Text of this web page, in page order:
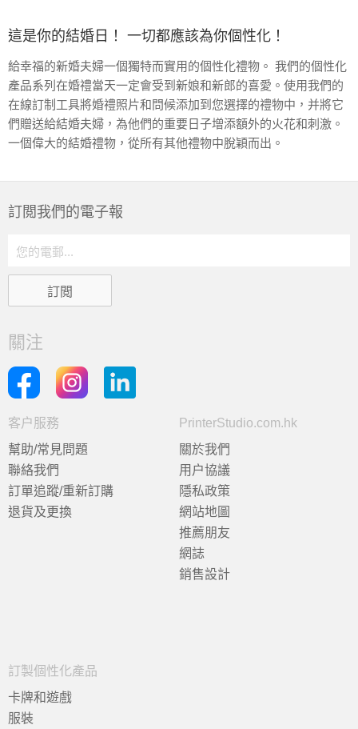
這是你的結婚日！ 一切都應該為你個性化！
給幸福的新婚夫婦一個獨特而實用的個性化禮物。 我們的個性化
產品系列在婚禮當天一定會受到新娘和新郎的喜愛。使用我們的
在線訂制工具將婚禮照片和問候添加到您選擇的禮物中，并將它
們贈送給結婚夫婦，為他們的重要日子增添額外的火花和刺激。
一個偉大的結婚禮物，從所有其他禮物中脫穎而出。
訂閲我們的電子報
關注
客户服務
幫助/常見問題
聯絡我們
訂單追蹤/重新訂購
退貨及更換
PrinterStudio.com.hk
關於我們
用户協議
隱私政策
網站地圖
推薦朋友
網誌
銷售設計
訂製個性化產品
卡牌和遊戲
服裝